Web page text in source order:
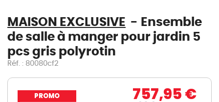
MAISON EXCLUSIVE
Ensemble
de salle à manger pour jardin 5
pcs gris polyrotin
Réf. : 80080cf2
PROMO 757,95 €